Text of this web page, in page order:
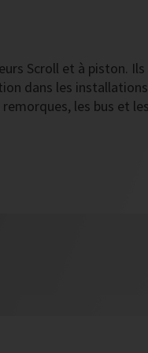
Scroll et à piston. Ils
dans les installations
les bus et